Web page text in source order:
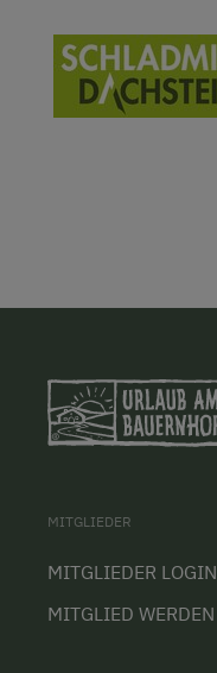
MITGLIEDER
MITGLIEDER LOGIN
MITGLIED WERDEN